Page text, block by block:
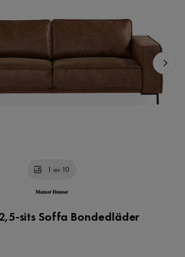
1 av 10
sits Soffa Bondedläder